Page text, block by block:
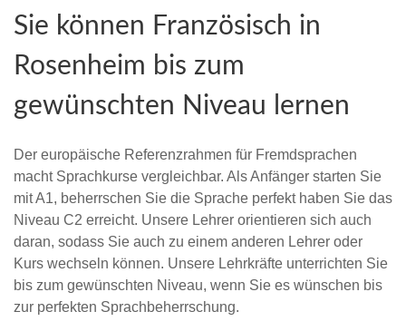
Sie können Französisch in
Rosenheim bis zum
gewünschten Niveau lernen
Der europäische Referenzrahmen für Fremdsprachen
macht Sprachkurse vergleichbar. Als Anfänger starten Sie
mit A1, beherrschen Sie die Sprache perfekt haben Sie das
Niveau C2 erreicht. Unsere Lehrer orientieren sich auch
daran, sodass Sie auch zu einem anderen Lehrer oder
Kurs wechseln können. Unsere Lehrkräfte unterrichten Sie
bis zum gewünschten Niveau, wenn Sie es wünschen bis
zur perfekten Sprachbeherrschung.